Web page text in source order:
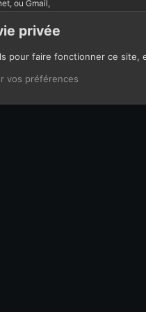
ou Gmail,
privée
pour faire fonctionner ce site,
vos préférences